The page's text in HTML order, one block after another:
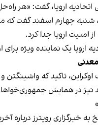
اروپا، گفت: «هر
شنبه چهارم اسفند گفت
امنیت اروپا جدا کرد.
یک نماینده ویژه برای
معدنی
اوکراین، تاکید که
نیز در همایش
به خبرگزاری رویترز